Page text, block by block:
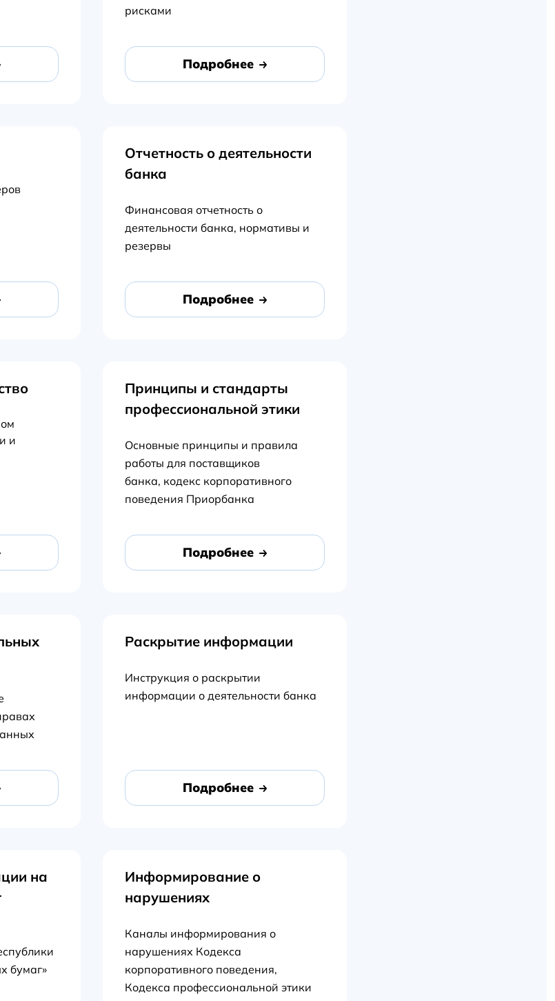
рисками
Подробнее
Отчетность о деятельности
банка
Финансовая отчетность о
деятельности банка, нормативы и
резервы
Подробнее
и
Принципы и стандарты
профессиональной этики
Основные принципы и правила
работы для поставщиков
банка, кодекс корпоративного
поведения Приорбанка
Подробнее
Раскрытие информации
Инструкция о раскрытии
информации о деятельности банка
Подробнее
на
бумаг»
Информирование о
нарушениях
Каналы информирования о
нарушениях Кодекса
корпоративного поведения,
Кодекса профессиональной этики